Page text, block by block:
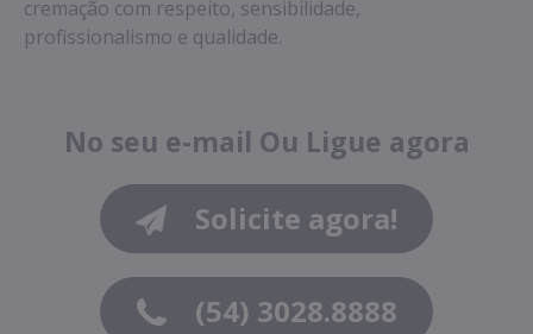
cremação com respeito, sensibilidade,
profissionalismo e qualidade.
No seu e-mail Ou Ligue agora
Solicite agora!
(54) 3028.8888